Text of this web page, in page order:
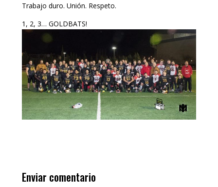
Trabajo duro. Unión. Respeto.
1, 2, 3… GOLDBATS!
Enviar comentario